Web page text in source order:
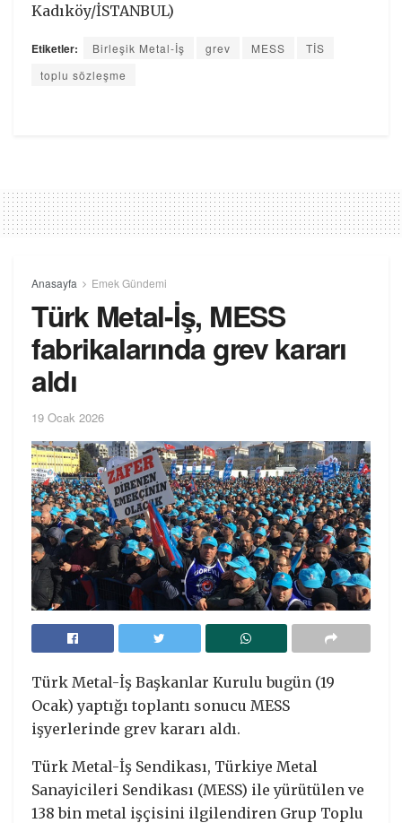
Kadıköy/İSTANBUL)
Etiketler: Birleşik Metal-İş grev MESS
TİS
toplu sözleşme
Anasayfa Emek Gündemi
Türk Metal-İş, MESS
fabrikalarında grev kararı
aldı
19 Ocak 2026
Türk Metal-İş Başkanlar Kurulu bugün (19
Ocak) yaptığı toplantı sonucu MESS
işyerlerinde grev kararı aldı.
Türk Metal-İş Sendikası, Türkiye Metal
Sanayicileri Sendikası (MESS) ile yürütülen ve
138 bin metal işçisini ilgilendiren Grup Toplu